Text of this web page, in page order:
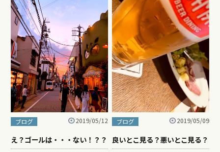
ブログ 2019/05/12
え？ゴールは・・・ない！？？
ブログ 2019/05/09
良いとこ見る？悪いとこ見る？